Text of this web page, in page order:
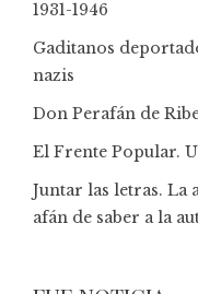
1931-1946
Gaditanos
nazis
Don Perafán de
El Frente Popular.
Juntar las letras. La
afán de saber a la